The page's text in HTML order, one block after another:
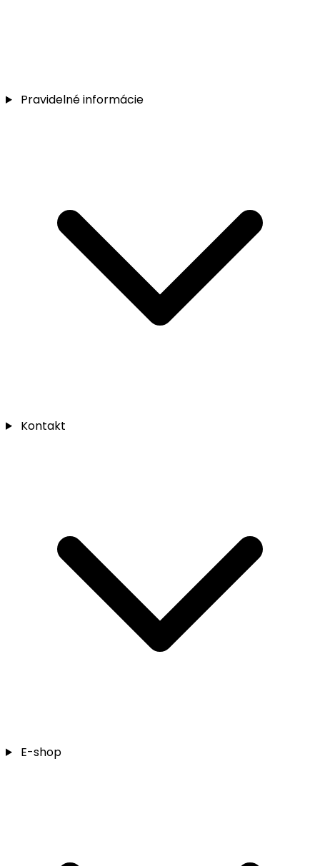
Pravidelné informácie
Kontakt
E-shop